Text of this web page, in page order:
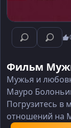
Фильм
Мужья и
Мауро
Погрузитесь в
отношений на